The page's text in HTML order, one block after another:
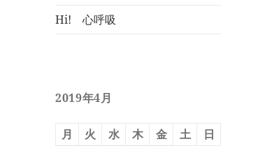
Hi! 心呼吸
2019年4月
月 火 水 木 金 土
日